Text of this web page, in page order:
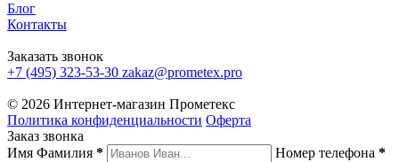
Блог
Контакты
Заказать звонок
+7 (495) 323-53-30 zakaz@prometex.pro
© 2026 Интернет-магазин Прометекс
Политика конфиденциальности Оферта
Заказ звонка
Имя Фамилия * Номер телефона *